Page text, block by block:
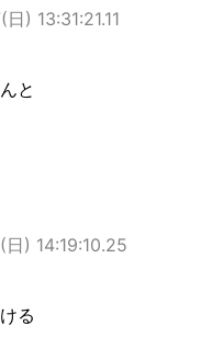
) 13:31:21.11
と
) 14:19:10.25
る